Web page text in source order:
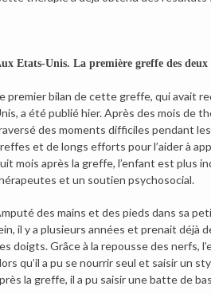
Etats-Unis. La première greffe des
premier bilan de cette greffe, qui avait
a été publié hier. Après des mois de
des moments difficiles pendant
et de longs efforts pour l’aider à
mois après la greffe, l’enfant est plus
et un soutien psychosocial.
des mains et des pieds dans sa
il y a plusieurs années et prenait déjà
doigts. Grâce à la repousse des nerfs,
qu’il a pu se nourrir seul et saisir un
la greffe, il a pu saisir une batte de